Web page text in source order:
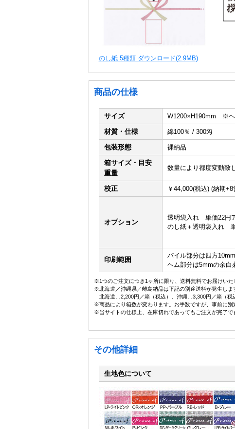
のし紙 5種類 ダウンロード(2.9MB)
商品の仕様
サイズ W1200×H190mm ※ヘ
材質・仕様 綿100％ / 300匁
包装形態 裸納品
箱サイズ・目安
重量
数量により都度変動致
校正 ￥44,000(税込) (納期
オプション
透明袋入れ 単価22円
のし紙＋透明袋入れ
印刷範囲
パイル部分は四方10mm
ヘム部分は5mmの余白
※1つのご注文につき1ヶ所に限り、送料無料でお届けい
※北海道／沖縄県／離島納品は下記の別途送料が発生しま
北海道…2,200円／箱（税込）、沖縄…3,300円／箱（税
※商品により箱数が変わります。お手数ですが、事前に別
※当サイトの仕様上、在庫切れであってもご注文が完了で
その他詳細
生地色について